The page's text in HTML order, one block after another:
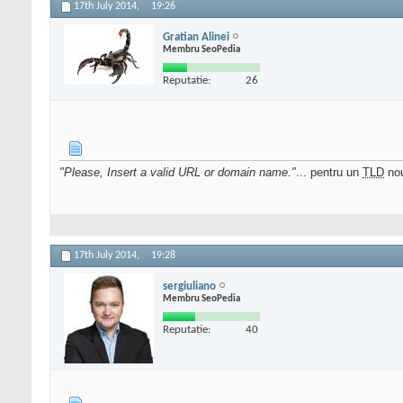
17th July 2014, 19:26
Gratian Alinei
Membru SeoPedia
Reputatie: 26
"Please, Insert a valid URL or domain name."... pentru un TLD
17th July 2014, 19:28
sergiuliano
Membru SeoPedia
Reputatie: 40